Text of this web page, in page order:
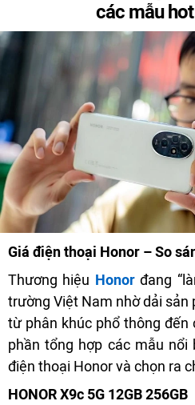
các mẫu
Giá điện thoại Honor – So
Thương hiệu Honorđang
trường Việt Nam nhờ dải sản
từ phân khúc phổ thông đến
phần tổng hợp các mẫu
điện thoại Honor và chọn ra
HONOR X9c 5G 12GB 256GB